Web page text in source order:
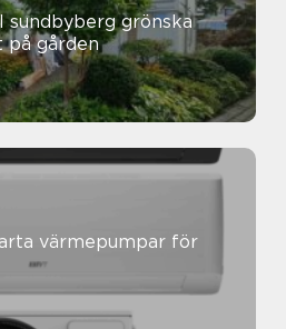
grönska
på gården
värmepumpar för